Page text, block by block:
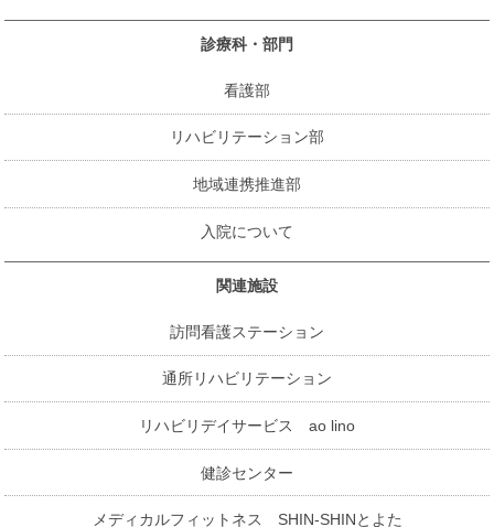
診療科・部門
看護部
リハビリテーション部
地域連携推進部
入院について
関連施設
訪問看護ステーション
通所リハビリテーション
リハビリデイサービス ao lino
健診センター
メディカルフィットネス SHIN-SHINとよた